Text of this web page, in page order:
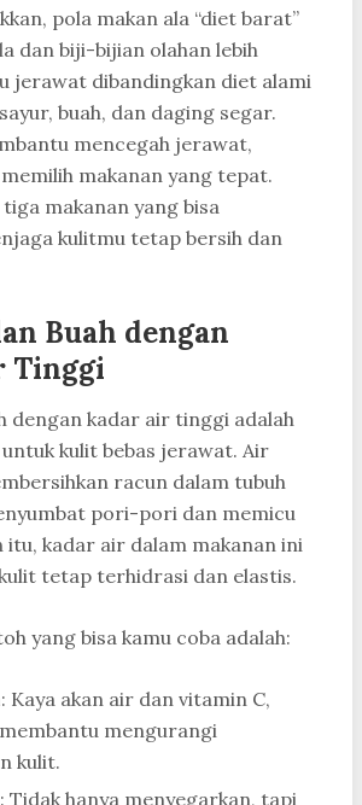
pola makan ala “diet barat”
dan biji-bijian olahan lebih
jerawat dibandingkan diet alami
buah, dan daging segar.
mencegah jerawat,
makanan yang tepat.
makanan yang bisa
kulitmu tetap bersih dan
Buah dengan
Tinggi
dengan kadar air tinggi adalah
kulit bebas jerawat. Air
racun dalam tubuh
pori-pori dan memicu
itu, kadar air dalam makanan ini
tetap terhidrasi dan elastis.
yang bisa kamu coba adalah:
: Kaya akan air dan vitamin C,
mengurangi
kulit.
: Tidak hanya menyegarkan, tapi